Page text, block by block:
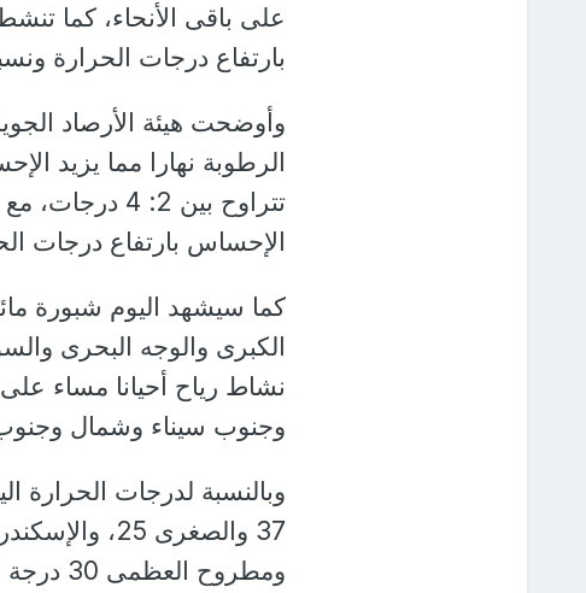
على باقى الأنحاء، كما
بارتفاع درجات الحرارة
وأوضحت هيئة الأرصاد
الرطوبة نهارا مما يزيد
تتراوح بين
الإحساس بارتفاع درجات
كما سيشهد اليوم شبورة
الكبرى والوجه البحرى
نشاط رياح أحيانا مساء
وجنوب سيناء وشمال